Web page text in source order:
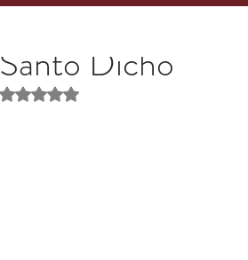
Santo Dicho
Obtuvo NaN de 5 estrellas.